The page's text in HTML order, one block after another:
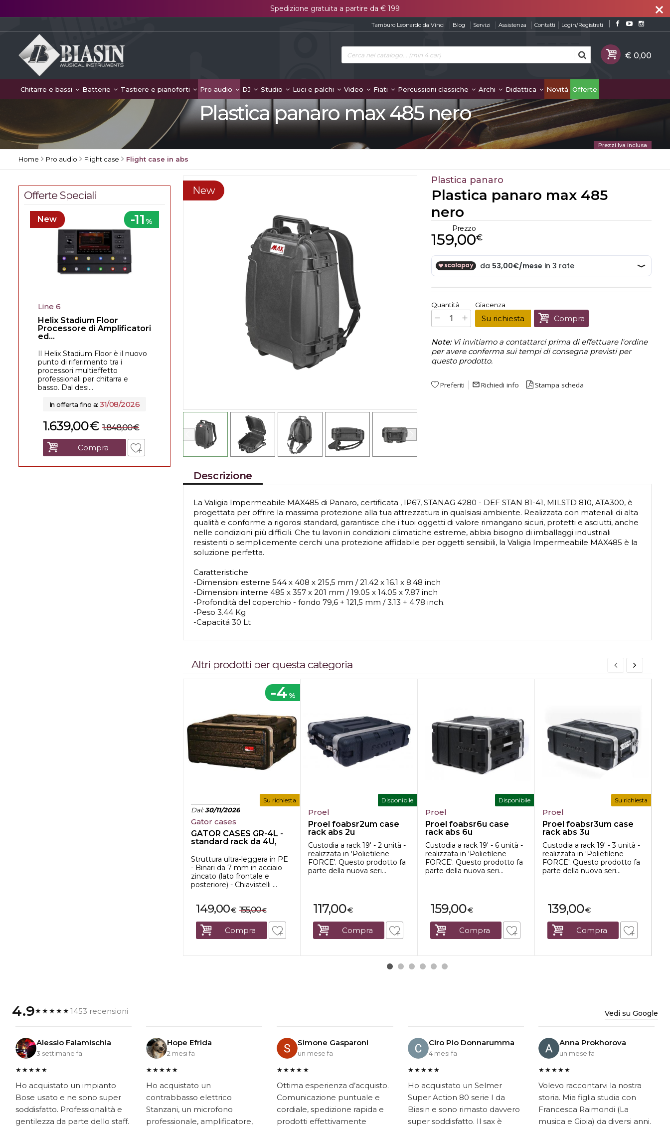
close
Spedizione gratuita a partire da € 199
Tamburo Leonardo da Vinci Blog Servizi Assistenza Contatti Login/Registrati
Chitarre e bassi Batterie Tastiere e pianoforti Pro audio DJ Studio Luci e palchi Video Fiati Percussioni classiche Archi Didattica Novità Offerte
Plastica panaro max 485 nero
Prezzi Iva inclusa
Home Pro audio Flight case Flight case in abs
New
Plastica panaro
Plastica panaro max 485
nero
Prezzo
€
159,00
x1 Prezzo finale:€159,00
Quantità Giacenza
Su richiesta Compra
Note: Vi invitiamo a contattarci prima di effettuare l'ordine
per avere conferma sui tempi di consegna previsti per
questo prodotto.
Preferiti mail_outline Richiedi info Stampa scheda
Descrizione
La Valigia Impermeabile MAX485 di Panaro, certificata , IP67, STANAG 4280 - DEF STAN 81-41, MILSTD 810, ATA300, è
progettata per offrire la massima protezione alla tua attrezzatura in qualsiasi ambiente. Realizzata con materiali di alta
qualità e conforme a rigorosi standard, garantisce che i tuoi oggetti di valore rimangano sicuri, protetti e asciutti, anche
nelle condizioni più difficili. Che tu lavori in condizioni climatiche estreme, abbia bisogno di imballaggi industriali
resistenti o semplicemente cerchi una protezione affidabile per oggetti sensibili, la Valigia Impermeabile MAX485 è la
soluzione perfetta.
Caratteristiche
-Dimensioni esterne 544 x 408 x 215,5 mm / 21.42 x 16.1 x 8.48 inch
-Dimensioni interne 485 x 357 x 201 mm / 19.05 x 14.05 x 7.87 inch
-Profondità del coperchio - fondo 79,6 + 121,5 mm / 3.13 + 4.78 inch.
-Peso 3.44 Kg
-Capacitá 30 Lt
Altri prodotti per questa categoria
-4 %
Su richiesta
Dal:30/11/2026
Gator cases
GATOR CASES GR-4L -
standard rack da 4U,
profondit...
Struttura ultra-leggera in PE
- Binari da 7 mm in acciaio
zincato (lato frontale e
posteriore) - Chiavistelli ...
€
149,00 €
155,00
Compra
Disponibile
Proel
Proel foabsr2um case
rack abs 2u
Custodia a rack 19' - 2 unità -
realizzata in 'Polietilene
FORCE'. Questo prodotto fa
parte della nuova seri...
€
117,00
Compra
Disponibile
Proel
Proel foabsr6u case
rack abs 6u
Custodia a rack 19' - 6 unità -
realizzata in 'Polietilene
FORCE'. Questo prodotto fa
parte della nuova seri...
€
159,00
Compra
Su richiesta
Proel
Proel foabsr3um case
rack abs 3u
Custodia a rack 19' - 3 unità -
realizzata in 'Polietilene
FORCE'. Questo prodotto fa
parte della nuova seri...
€
139,00
Compra
Offerte Speciali
-11 %
New
Line 6
Helix Stadium Floor
Processore di Amplificatori
ed...
Il Helix Stadium Floor è il nuovo
punto di riferimento tra i
processori multieffetto
professionali per chitarra e
basso. Dal desi...
In offerta fino a:31/08/2026
€
1.639,00 €
1.848,00
Compra
4.9★★★★★1453 recensioni Vedi su Google
Alessio Falamischia
3 settimane fa
★★★★★
Ho acquistato un impianto
Bose usato e ne sono super
soddisfatto. Professionalità e
gentilezza da parte dello staff.
Hope Efrida
2 mesi fa
★★★★★
Ho acquistato un
contrabbasso elettrico
Stanzani, un microfono
professionale, amplificatore,
Simone Gasparoni
un mese fa
★★★★★
Ottima esperienza d’acquisto.
Comunicazione puntuale e
cordiale, spedizione rapida e
prodotti effettivamente
Ciro Pio Donnarumma
4 mesi fa
★★★★★
Ho acquistato un Selmer
Super Action 80 serie I da
Biasin e sono rimasto davvero
super soddisfatto. Il sax è
Anna Prokhorova
un mese fa
★★★★★
Volevo raccontarvi la nostra
storia. Mia figlia studia con
Francesca Raimondi (La
musica e Gioia) da diversi anni.